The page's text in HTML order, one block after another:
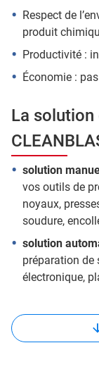
Respect de
produit
Productivité :
Économie :
La
solution
vos outils de
noyaux,
soudure,
solution
préparation de
électronique,